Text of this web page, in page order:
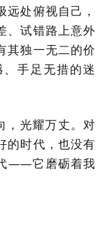
处俯视自己，
、试错路上意外
其独一无二的价
手足无措的迷
，光耀万丈。对
的时代，也没有
——它磨砺着我